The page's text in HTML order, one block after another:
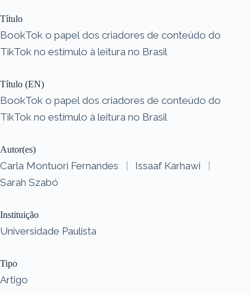
Título
BookTok o papel dos criadores de conteúdo do
TikTok no estímulo à leitura no Brasil
Título (EN)
BookTok o papel dos criadores de conteúdo do
TikTok no estímulo à leitura no Brasil
Autor(es)
Carla Montuori Fernandes | Issaaf Karhawi
|
Sarah Szabó
Instituição
Universidade Paulista
Tipo
Artigo